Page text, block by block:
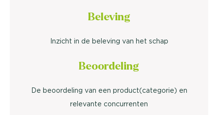
Beleving
Inzicht in de beleving van het schap
Beoordeling
De beoordeling van een product(categorie) en
relevante concurrenten